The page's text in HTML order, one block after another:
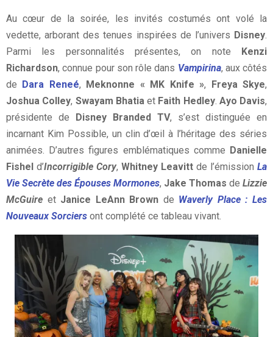
Au cœur de la soirée, les invités costumés ont volé la
vedette, arborant des tenues inspirées de l’univers Disney
Parmi les personnalités présentes, on note Kenzi
Richardson, connue pour son rôle dans Vampirina, aux côtés
de Dara Reneé, Meknonne « MK Knife », Freya Skye,
Joshua Colley, Swayam Bhatia et Faith Hedley. Ayo Davis,
présidente de Disney Branded TV, s’est distinguée en
incarnant Kim Possible, un clin d’œil à l’héritage des séries
animées. D’autres figures emblématiques comme Danielle
Fishel d’Incorrigible Cory, Whitney Leavitt de l’émission La
Vie Secrète des Épouses Mormones, Jake Thomas de Lizzie
McGuire et Janice LeAnn Brown de Waverly Place : Les
Nouveaux Sorciers ont complété ce tableau vivant.